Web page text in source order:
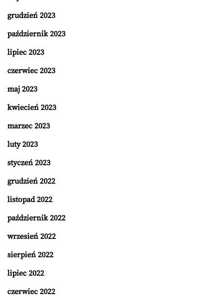
grudzień 2023
październik 2023
lipiec 2023
czerwiec 2023
maj 2023
kwiecień 2023
marzec 2023
luty 2023
styczeń 2023
grudzień 2022
listopad 2022
październik 2022
wrzesień 2022
sierpień 2022
lipiec 2022
czerwiec 2022